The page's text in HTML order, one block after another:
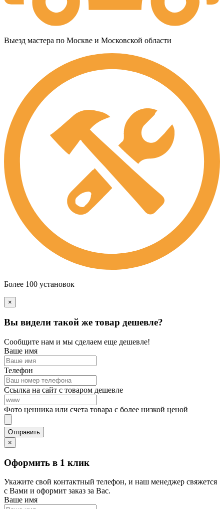
Выезд мастера по Москве и Московской области
Более 100 установок
×
Вы видели такой же товар дешевле?
Сообщите нам и мы сделаем еще дешевле!
Ваше имя
Телефон
Ссылка на сайт с товаром дешевле
Фото ценника или счета товара с более низкой ценой
×
Оформить в 1 клик
Укажите свой контактный телефон, и наш менеджер свяжется
с Вами и оформит заказ за Вас.
Ваше имя